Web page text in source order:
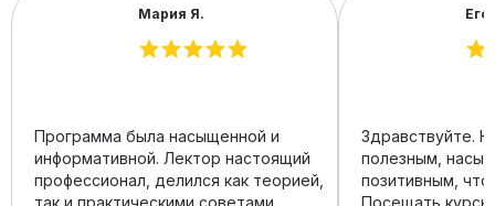
Мария Я.
Программа была насыщенной и
информативной. Лектор настоящий
профессионал, делился как теорией,
так и практическими советами.
Здравствуйте.
полезным,
позитивным,
Посещать